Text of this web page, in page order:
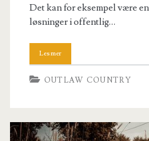
Det kan for eksempel være
løsninger i offentlig…
OUTLAW COUNTRY